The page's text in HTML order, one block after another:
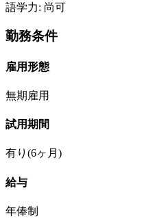
語学力: 尚可
勤務条件
雇用形態
無期雇用
試用期間
有り(6ヶ月)
給与
年俸制